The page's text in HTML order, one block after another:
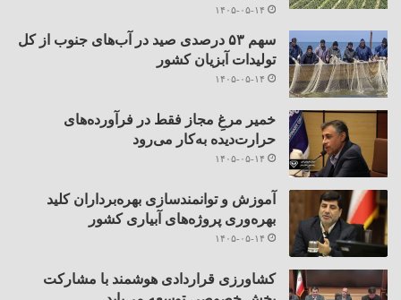
۱۴۰۵-۰۵-۱۴
سهم ۵۳ درصدی صید در آب‌های جنوب از کل
تولیدات آبزیان کشور
۱۴۰۵-۰۵-۱۴
خمیر مرغِ مجاز فقط در فرآورده‌های
حرارت‌دیده به‌کار می‌رود
۱۴۰۵-۰۵-۱۴
آموزش و توانمندسازی بهره‌برداران کلید
بهره‌وری پروژه‌های آبیاری کشور
۱۴۰۵-۰۵-۱۴
کشاورزی قراردادی هوشمند با مشارکت